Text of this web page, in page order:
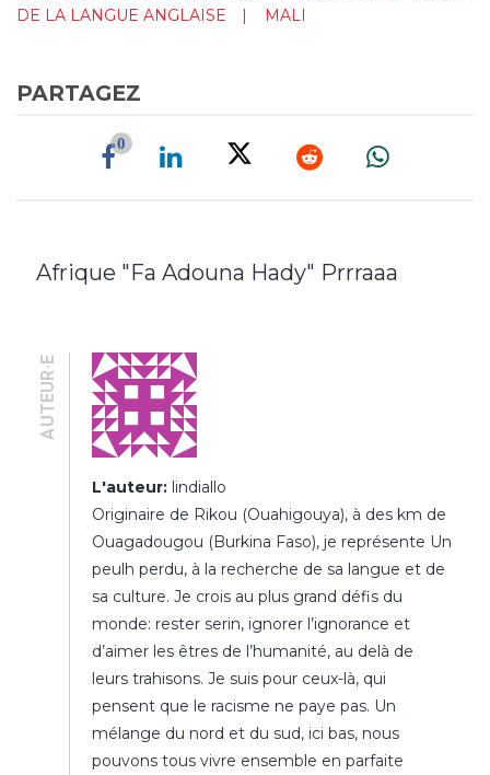
DE LA LANGUE ANGLAISE
MALI
PARTAGEZ
0
Afrique "Fa Adouna Hady" Prrraaa
AUTEUR·E
L'auteur: lindiallo
Originaire de Rikou (Ouahigouya), à des km de
Ouagadougou (Burkina Faso), je représente Un
peulh perdu, à la recherche de sa langue et de
sa culture. Je crois au plus grand défis du
monde: rester serin, ignorer l’ignorance et
d’aimer les êtres de l’humanité, au delà de
leurs trahisons. Je suis pour ceux-là, qui
pensent que le racisme ne paye pas. Un
mélange du nord et du sud, ici bas, nous
pouvons tous vivre ensemble en parfaite